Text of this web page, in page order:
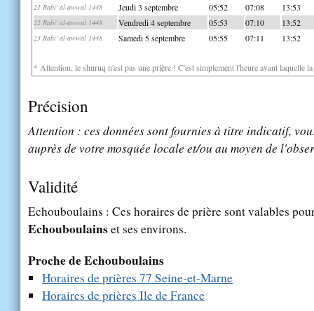
21 Rabi' al-awwal 1448 Jeudi 3 septembre 05:52 07:08 13:53
22 Rabi' al-awwal 1448 Vendredi 4 septembre 05:53 07:10 13:52
23 Rabi' al-awwal 1448 Samedi 5 septembre 05:55 07:11 13:52
* Attention, le shuruq n'est pas une prière ! C'est simplement l'heure avant laquelle
Précision
Attention : ces données sont fournies à titre indicatif,
auprès de votre mosquée locale et/ou au moyen de
Validité
Echouboulains : Ces horaires de prière sont valables
Echouboulainset ses environs.
Proche de Echouboulains
Horaires de prières 77 Seine-et-Marne
Horaires de prières Ile de France